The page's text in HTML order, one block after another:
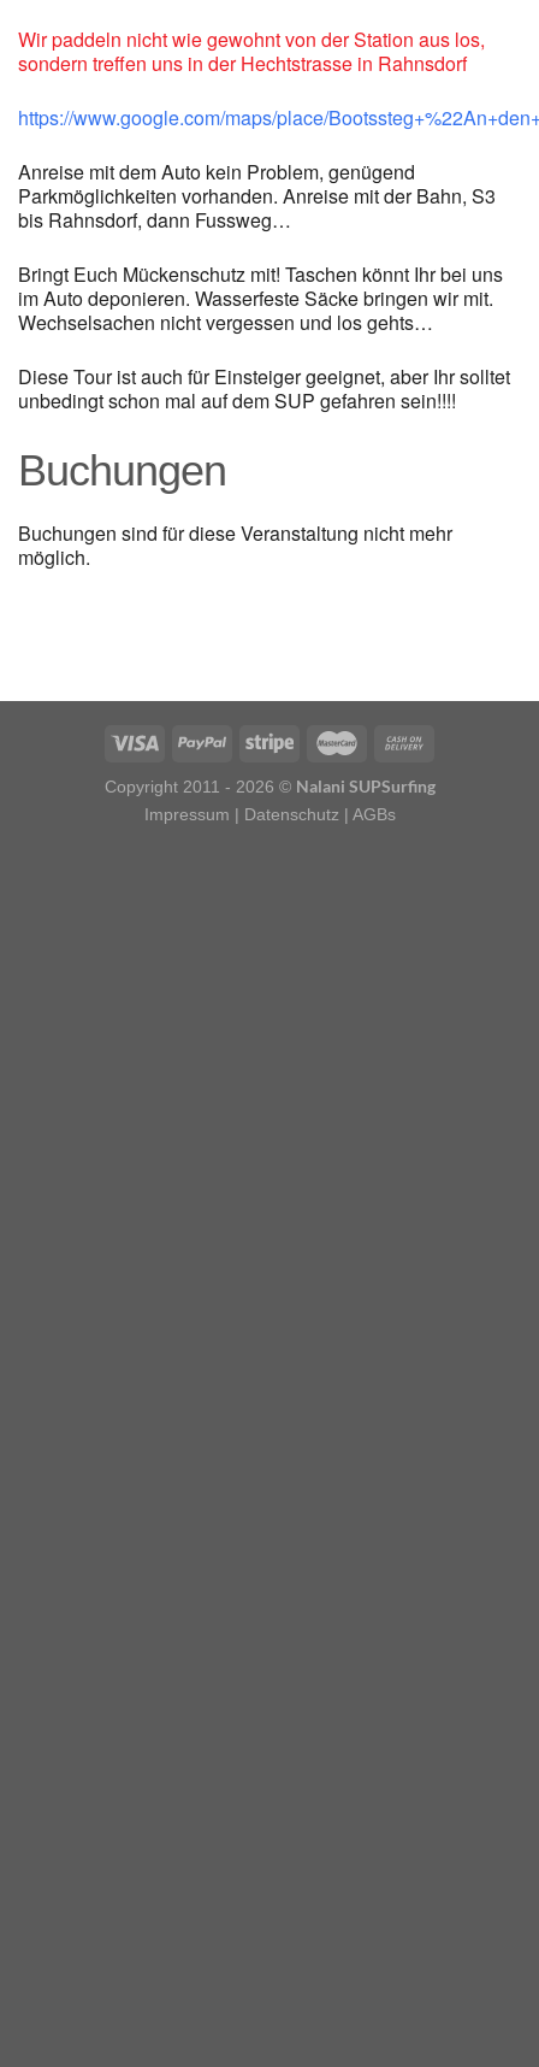
Wir paddeln nicht wie gewohnt von der Station aus los,
sondern treffen uns in der Hechtstrasse in Rahnsdorf
https://www.google.com/maps/place/
Anreise mit dem Auto kein Problem, genügend
Parkmöglichkeiten vorhanden. Anreise mit der Bahn, S3
bis Rahnsdorf, dann Fussweg…
Bringt Euch Mückenschutz mit! Taschen könnt Ihr bei uns
im Auto deponieren. Wasserfeste Säcke bringen wir mit.
Wechselsachen nicht vergessen und los gehts…
Diese Tour ist auch für Einsteiger geeignet, aber Ihr solltet
unbedingt schon mal auf dem SUP gefahren sein!!!!
Buchungen
Buchungen sind für diese Veranstaltung nicht mehr
möglich.
Copyright 2011 - 2026 © Nalani SUPSurfing
Impressum | Datenschutz | AGBs